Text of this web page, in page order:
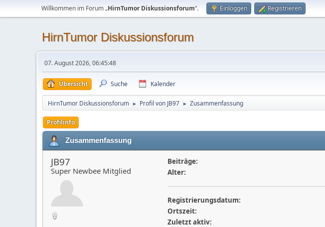
Willkommen im Forum „HirnTumor Diskussionsforum“. Einloggen Registrieren
HirnTumor Diskussionsforum
07. August 2026, 06:45:48
Übersicht Suche Kalender
HirnTumor Diskussionsforum ► Profil von JB97 ► Zusammenfassung
Profilinfo
Zusammenfassung
JB97
Super Newbee Mitglied
Beiträge:
Alter:
Registrierungsdatum:
Ortszeit:
Zuletzt aktiv: